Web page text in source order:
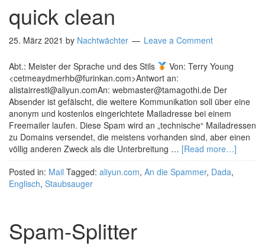
quick clean
25. März 2021 by Nachtwächter Leave a Comment
Abt.: Meister der Sprache und des Stils
Von: Terry Young
<cetmeaydmerhb@furinkan.com>Antwort an:
alistairrestl@aliyun.comAn: webmaster@tamagothi.de Der
Absender ist gefälscht, die weitere Kommunikation soll über eine
anonym und kostenlos eingerichtete Mailadresse bei einem
Freemailer laufen. Diese Spam wird an „technische“ Mailadressen
zu Domains versendet, die meistens vorhanden sind, aber einen
völlig anderen Zweck als die Unterbreitung … [Read more…]
Posted in: Mail Tagged: aliyun.com, An die Spammer, Dada,
Englisch, Staubsauger
Spam-Splitter